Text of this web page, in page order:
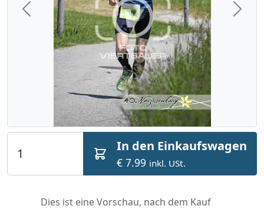
Previous Next
In den Einkaufswagen
€ 7.99 inkl. USt.
Dies ist eine Vorschau, nach dem Kauf